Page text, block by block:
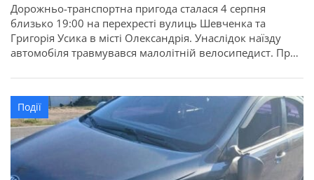
Дорожньо-транспортна пригода сталася 4 серпня
близько 19:00 на перехресті вулиць Шевченка та
Григорія Усика в місті Олександрія. Унаслідок наїзду
автомобіля травмувався малолітній велосипедист. Про
попередньою інформацією, 58-річна водійка автомобіля
ВАЗ-2112 із причепом, рухаючись вулицею Шевченка,
здійснила наїзд на 9-річного хлопчика, який
переїжджав пішохідний перехід на велосипеді. У
результаті […]
Події